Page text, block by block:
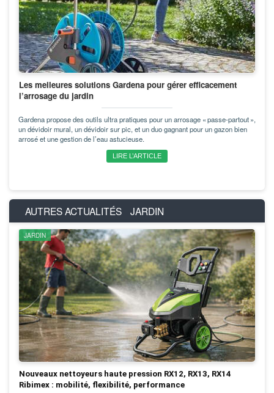
Les meileures solutions Gardena pour gérer efficacement
l’arrosage du jardin
Gardena propose des outils ultra pratiques pour un arrosage « passe-partout »,
un dévidoir mural, un dévidoir sur pic, et un duo gagnant pour un gazon bien
arrosé et une gestion de l’eau astucieuse.
LIRE L’ARTICLE
AUTRES ACTUALITÉS JARDIN
JARDIN
Nouveaux nettoyeurs haute pression RX12, RX13, RX14
Ribimex : mobilité, flexibilité, performance